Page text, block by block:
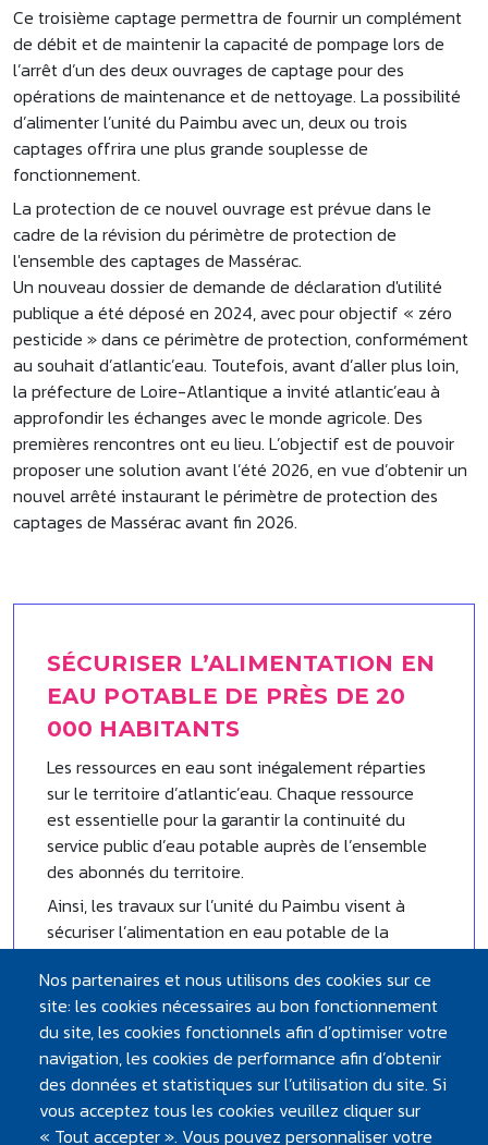
Ce troisième captage permettra de fournir un complément
de débit et de maintenir la capacité de pompage lors de
l’arrêt d’un des deux ouvrages de captage pour des
opérations de maintenance et de nettoyage. La possibilité
d’alimenter l’unité du Paimbu avec un, deux ou trois
captages offrira une plus grande souplesse de
fonctionnement.
La protection de ce nouvel ouvrage est prévue dans le
cadre de la révision du périmètre de protection de
l'ensemble des captages de Massérac.
Un nouveau dossier de demande de déclaration d'utilité
publique a été déposé en 2024, avec pour objectif « zéro
pesticide » dans ce périmètre de protection, conformément
au souhait d’atlantic’eau. Toutefois, avant d’aller plus loin,
la préfecture de Loire-Atlantique a invité atlantic’eau à
approfondir les échanges avec le monde agricole. Des
premières rencontres ont eu lieu. L’objectif est de pouvoir
proposer une solution avant l’été 2026, en vue d’obtenir un
nouvel arrêté instaurant le périmètre de protection des
captages de Massérac avant fin 2026.
SÉCURISER L’ALIMENTATION EN
EAU POTABLE DE PRÈS DE 20
000 HABITANTS
Les ressources en eau sont inégalement réparties
sur le territoire d’atlantic’eau. Chaque ressource
est essentielle pour la garantir la continuité du
service public d’eau potable auprès de l’ensemble
des abonnés du territoire.
Ainsi, les travaux sur l’unité du Paimbu visent à
sécuriser l’alimentation en eau potable de la
Région de Guémené-Penfao. Cette unité dessert
environ 19 500 habitants, sur 8 communes du nord
de la Loire-Atlantique : Massérac, Avessac, Saint-
Nicolas-de-Redon, Guémené-Penfao, Pierric,
Conquereuil, Derval et Marsac-sur-Don.
Nos partenaires et nous utilisons des cookies sur ce
site: les cookies nécessaires au bon fonctionnement
du site, les cookies fonctionnels afin d’optimiser votre
navigation, les cookies de performance afin d’obtenir
des données et statistiques sur l’utilisation du site. Si
vous acceptez tous les cookies veuillez cliquer sur
« Tout accepter ». Vous pouvez personnaliser votre